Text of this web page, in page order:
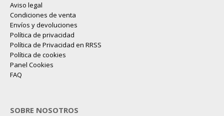
Aviso legal
Condiciones de venta
Envíos y devoluciones
Política de privacidad
Política de Privacidad en RRSS
Política de cookies
Panel Cookies
FAQ
SOBRE NOSOTROS